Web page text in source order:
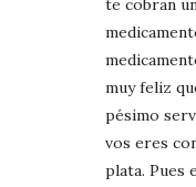
te cobran
muy feliz
pésimo
vos eres
plata. Pues